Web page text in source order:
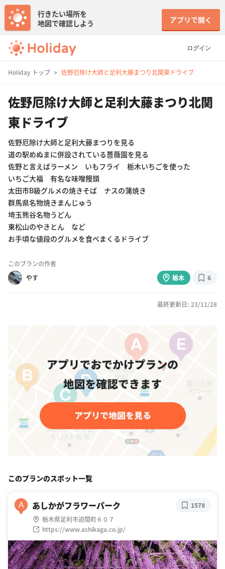
ログイン
行きたい場所を
地図で確認しよう
アプリで開く
Holiday トップ 佐野厄除け大師と足利大藤まつり北関東ドライブ
佐野厄除け大師と足利大藤まつり北関
東ドライブ
佐野厄除け大師と足利大藤まつりを見る
道の駅めぬまに併設されている薔薇園を見る
佐野と言えばラーメン いもフライ 栃木いちごを使った
いちご大福 有名な味噌饅頭
太田市B級グルメの焼きそば ナスの蒲焼き
群馬県名物焼きまんじゅう
埼玉熊谷名物うどん
東松山のやきとん など
お手頃な値段のグルメを食べまくるドライブ
このプランの作者
やす
栃木 6
最終更新日: 23/11/28
このプランのスポット一覧
A あしかがフラワーパーク
栃木県足利市迫間町６０７
https://www.ashikaga.co.jp/
1578